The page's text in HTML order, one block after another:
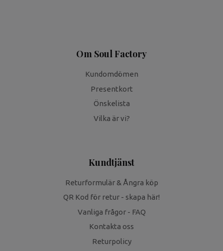
Om Soul Factory
Kundomdömen
Presentkort
Önskelista
Vilka är vi?
Kundtjänst
Returformulär & Ångra köp
QR Kod för retur - skapa här!
Vanliga frågor - FAQ
Kontakta oss
Returpolicy